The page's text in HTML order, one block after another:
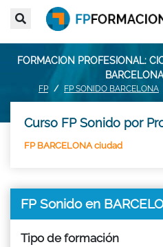
FORMACION PROFESIONAL:
FP FP SONIDO BARCELONA
Curso FP Sonido por
FP BARCELONA ciudad
FP Sonido en
Tipo de formación